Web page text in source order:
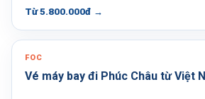
Từ 5.800.000đ →
FOC
Vé máy bay đi Phúc Châu từ Việt